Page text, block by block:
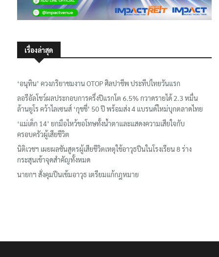
เรื่องล่าสุด
‘อนุทิน’ ควงภริยาชมงาน OTOP ศิลปาชีพ ประทีปไทยวันแรก
ลอรีอัลโชว์ผลประกอบการครึ่งปีแรกโต 6.5% กวาดรายได้ 2.3 หมื่น
ล้านยูโร คว้าไลเซนส์ ‘กุชชี่’ 50 ปี พร้อมส่ง 4 แบรนด์ใหม่บุกตลาดไทย
‘แม่เด็ก 14’ ยกมือไหว้ขอโทษทั้งน้ำตาและแสดงความเสียใจกับ
ครอบครัวผู้เสียชีวิต
นิติเวชฯ เผยผลชันสูตรผู้เสียชีวิตเหตุใช้อาวุธปืนในโรงเรียน 8 ร่าง
กระสุนเข้าจุดสำคัญทั้งหมด
นายกฯ สั่งคุมปืนเข้มอาวุธ เตรียมแก้กฎหมาย